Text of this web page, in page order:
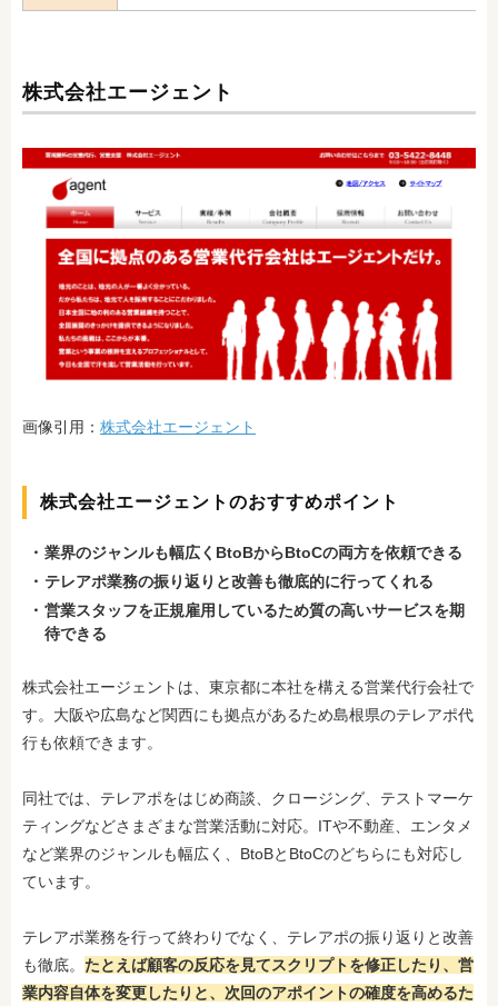
株式会社エージェント
画像引用： 株式会社エージェント
株式会社エージェントのおすすめポイント
業界のジャンルも幅広くBtoBからBtoCの両方を依頼できる
テレアポ業務の振り返りと改善も徹底的に行ってくれる
営業スタッフを正規雇用しているため質の高いサービスを期
待できる
株式会社エージェントは、東京都に本社を構える営業代行会社で
す。大阪や広島など関西にも拠点があるため島根県のテレアポ代
行も依頼できます。
同社では、テレアポをはじめ商談、クロージング、テストマーケ
ティングなどさまざまな営業活動に対応。ITや不動産、エンタメ
など業界のジャンルも幅広く、BtoBとBtoCのどちらにも対応し
ています。
テレアポ業務を行って終わりでなく、テレアポの振り返りと改善
も徹底。 たとえば顧客の反応を見てスクリプトを修正したり、営
業内容自体を変更したりと、次回のアポイントの確度を高めるた